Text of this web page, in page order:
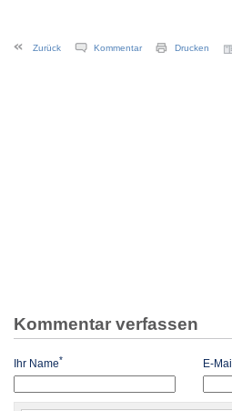
Zurück Kommentar Drucken
Kommentar verfassen
Ihr Name* E-Mail